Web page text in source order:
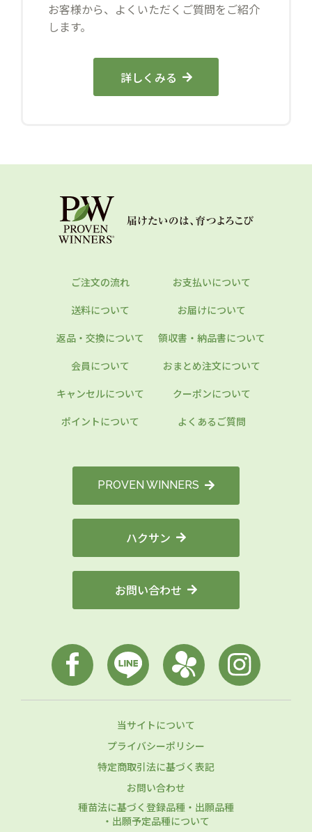
お客様から、よくいただくご質問をご紹介
します。
詳しくみる
ご注文の流れ
お支払いについて
送料について
お届けについて
返品・交換について
領収書・納品書について
会員について
おまとめ注文について
キャンセルについて
クーポンについて
ポイントについて
よくあるご質問
PROVEN WINNERS
ハクサン
お問い合わせ
当サイトについて
プライバシーポリシー
特定商取引法に基づく表記
お問い合わせ
種苗法に基づく登録品種・出願品種
・出願予定品種について